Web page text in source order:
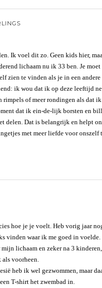
Ik voel dit zo. Geen kids hier,
lichaam nu ik 33 ben. Je moet
zien te vinden als je in een andere
ik wou dat ik op deze leeftijd
of meer rondingen als dat
dat ik ein-de-lijk borsten en
delen. Dat is belangrijk en helpt
met meer liefde voor onszelf
hoe je je voelt. Heb vorig jaar
vinden waar ik me goed in voelde.
lichaam en zeker na 3
voorheen.
heb ik wel gezwommen, maar
T-shirt het zwembad in.